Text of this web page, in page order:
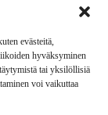
evästeitä,
hyväksyminen
tai yksilöllisiä
voi vaikuttaa